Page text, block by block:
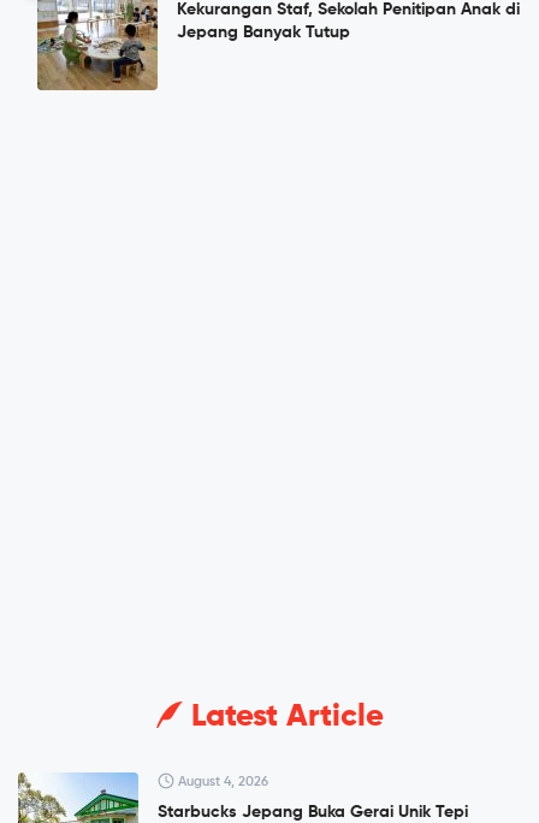
Kekurangan Staf, Sekolah Penitipan Anak di
Jepang Banyak Tutup
Latest Article
August 4, 2026
Starbucks Jepang Buka Gerai Unik Tepi